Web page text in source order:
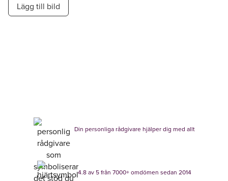
Lägg till bild
Din personliga rådgivare hjälper dig med allt
4.8 av 5 från 7000+ omdömen sedan 2014